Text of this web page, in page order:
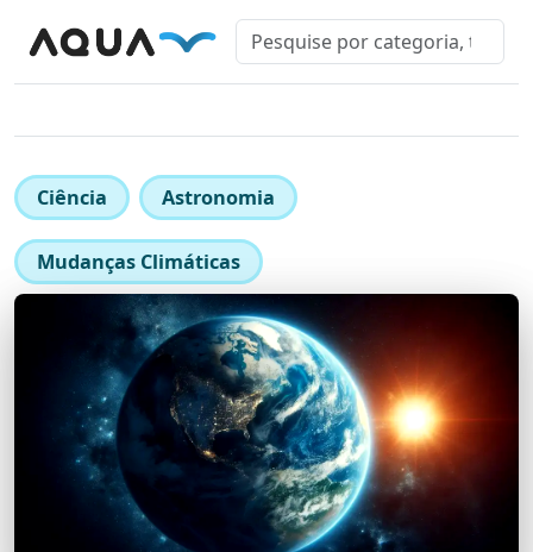
Ciência Astronomia
Mudanças Climáticas